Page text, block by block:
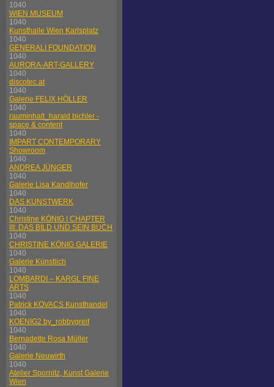
1040
WIEN MUSEUM
1040
Kunsthalle Wien Karlsplatz
1040
GENERALI FOUNDATION
1040
AURORA-ART-GALLERY
1040
discotec.at
1040
Galerie FELIX HÖLLER
1040
rauminhalt_harald bichler -
space & content
1040
IMPART CONTEMPORARY
Showroom
1040
ANDREA JÜNGER
1040
Galerie Lisa Kandlhofer
1040
DAS KUNSTWERK
1040
Christine KÖNIG | CHAPTER
III: DAS BILD UND SEIN BUCH
1040
CHRISTINE KÖNIG GALERIE
1040
Galerie Künstlich
1040
LOMBARDI – KARGL FINE
ARTS
1040
Patrick KOVACS Kunsthandel
1040
KOENIG2 by_robbygreif
1040
Bernadette Rosa Müller
1040
Galerie Neuwirth
1040
Atelier Spornitz, Kunst Galerie
Wien